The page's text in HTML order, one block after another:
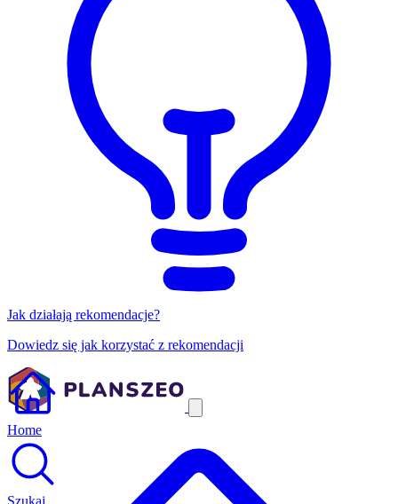
Jak działają rekomendacje?
Dowiedz się jak korzystać z rekomendacji
Home
Szukaj